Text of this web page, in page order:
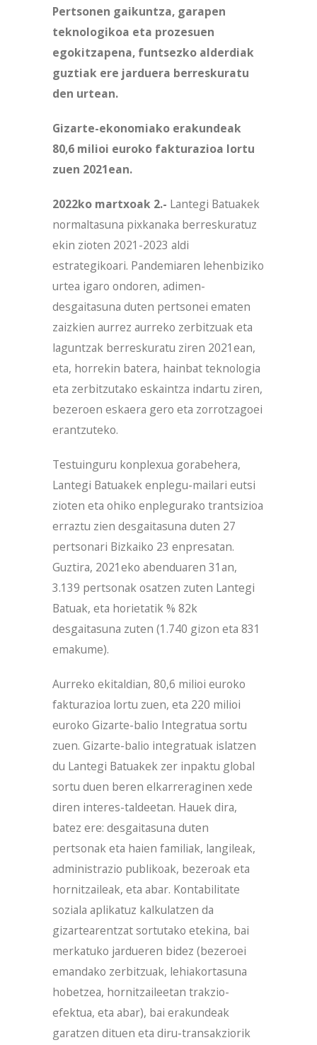
Pertsonen gaikuntza, garapen
teknologikoa eta prozesuen
egokitzapena, funtsezko alderdiak
guztiak ere jarduera berreskuratu
den urtean.
Gizarte-ekonomiako erakundeak
80,6 milioi euroko fakturazioa lortu
zuen 2021ean.
2022ko martxoak 2.- Lantegi Batuakek
normaltasuna pixkanaka berreskuratuz
ekin zioten 2021-2023 aldi
estrategikoari. Pandemiaren lehenbiziko
urtea igaro ondoren, adimen-
desgaitasuna duten pertsonei ematen
zaizkien aurrez aurreko zerbitzuak eta
laguntzak berreskuratu ziren 2021ean,
eta, horrekin batera, hainbat teknologia
eta zerbitzutako eskaintza indartu ziren,
bezeroen eskaera gero eta zorrotzagoei
erantzuteko.
Testuinguru konplexua gorabehera,
Lantegi Batuakek enplegu-mailari eutsi
zioten eta ohiko enplegurako trantsizioa
erraztu zien desgaitasuna duten 27
pertsonari Bizkaiko 23 enpresatan.
Guztira, 2021eko abenduaren 31an,
3.139 pertsonak osatzen zuten Lantegi
Batuak, eta horietatik % 82k
desgaitasuna zuten (1.740 gizon eta 831
emakume).
Aurreko ekitaldian, 80,6 milioi euroko
fakturazioa lortu zuen, eta 220 milioi
euroko Gizarte-balio Integratua sortu
zuen. Gizarte-balio integratuak islatzen
du Lantegi Batuakek zer inpaktu global
sortu duen beren elkarreraginen xede
diren interes-taldeetan. Hauek dira,
batez ere: desgaitasuna duten
pertsonak eta haien familiak, langileak,
administrazio publikoak, bezeroak eta
hornitzaileak, eta abar. Kontabilitate
soziala aplikatuz kalkulatzen da
gizartearentzat sortutako etekina, bai
merkatuko jardueren bidez (bezeroei
emandako zerbitzuak, lehiakortasuna
hobetzea, hornitzaileetan trakzio-
efektua, eta abar), bai erakundeak
garatzen dituen eta diru-transakziorik